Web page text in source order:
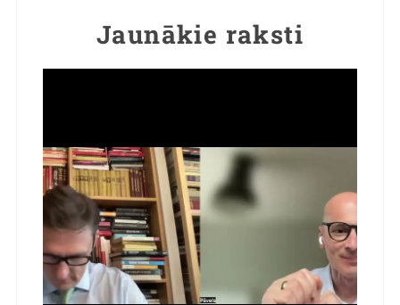
Jaunākie raksti